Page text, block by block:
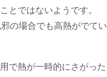
とではないようです。
の場合でも高熱がでてい
で熱が一時的にさがった